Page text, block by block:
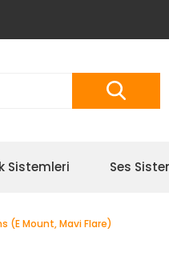
Sistemleri Ses
(E Mount, Mavi Flare)